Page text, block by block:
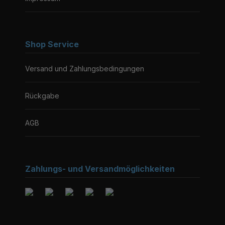
Shop Service
Versand und Zahlungsbedingungen
Rückgabe
AGB
Zahlungs- und Versandmöglichkeiten